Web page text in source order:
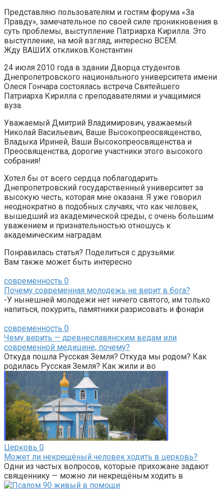
Представляю пользователям и гостям форума «За
Правду», замечательное по своей силе проникновения в
суть проблемы, выступление Патриарха Кирилла. Это
выступление, на мой взгляд, интересно ВСЕМ.
Жду ВАШИХ откликов.Константин
24 июля 2010 года в здании Дворца студентов
Днепропетровского национального университета имени
Олеся Гончара состоялась встреча Святейшего
Патриарха Кирилла с преподавателями и учащимися
вуза.
Уважаемый Дмитрий Владимирович, уважаемый
Николай Васильевич, Ваше Высокопреосвященство,
Владыка Ириней, Ваши Высокопреосвященства и
Преосвященства, дорогие участники этого высокого
собрания!
Хотел бы от всего сердца поблагодарить
Днепропетровский государственный университет за
высокую честь, которая мне оказана. Я уже говорил
неоднократно в подобных случаях, что как человек,
вышедший из академической среды, с очень большим
уважением и признательностью отношусь к
академическим наградам.
Понравилась статья? Поделиться с друзьями:
Вам также может быть интересно
современность 0
Почему современная молодежь не верит в бога?
-У нынешней молодежи нет ничего святого, им только
напиться, покурить, памятники разрисовать и фонари
современность 0
Чему верить — древнеславянским ведам или
современной медицине, почему?
Откуда пошла Русская Земля? Откуда мы родом? Как
родилась Русская Земля? Как жили и во
Церковь 0
Может ли некрещёный человек ходить в церковь?
Одни из частых вопросов, которые прихожане задают
священнику — можно ли некрещёным ходить в